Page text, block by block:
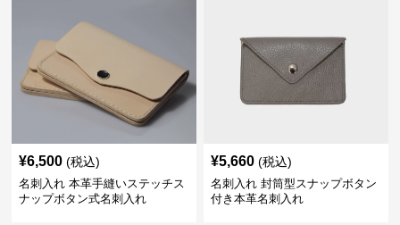
¥6,500 (税込)
名刺入れ 本革手縫いステッチス
ナップボタン式名刺入れ
¥5,660 (税込)
名刺入れ 封筒型スナップボタン
付き本革名刺入れ